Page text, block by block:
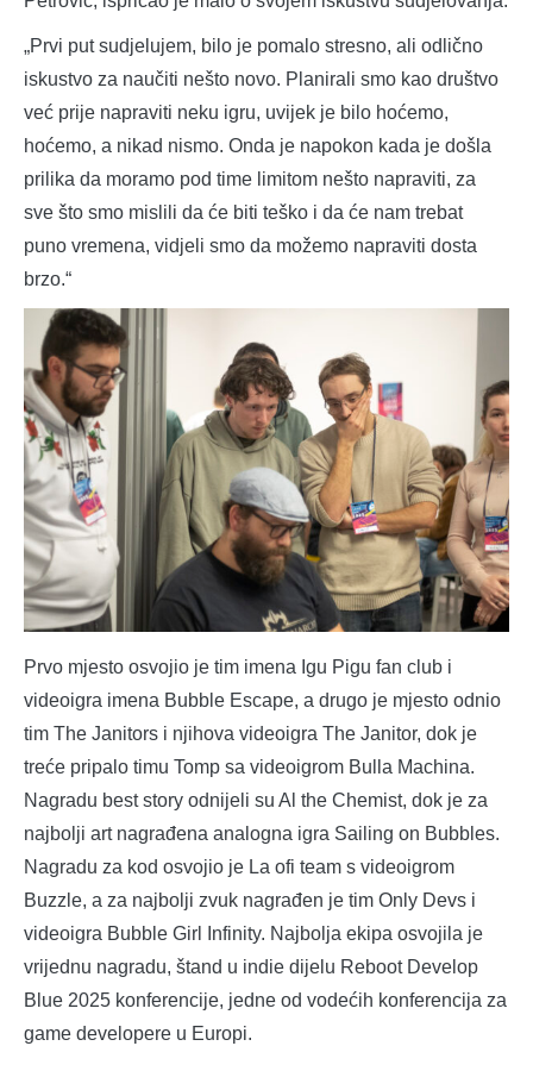
„Prvi put sudjelujem, bilo je pomalo stresno, ali odlično
iskustvo za naučiti nešto novo. Planirali smo kao društvo
već prije napraviti neku igru, uvijek je bilo hoćemo,
hoćemo, a nikad nismo. Onda je napokon kada je došla
prilika da moramo pod time limitom nešto napraviti, za
sve što smo mislili da će biti teško i da će nam trebat
puno vremena, vidjeli smo da možemo napraviti dosta
brzo.“
Prvo mjesto osvojio je tim imena Igu Pigu fan club i
videoigra imena Bubble Escape, a drugo je mjesto odnio
tim The Janitors i njihova videoigra The Janitor, dok je
treće pripalo timu Tomp sa videoigrom Bulla Machina.
Nagradu best story odnijeli su Al the Chemist, dok je za
najbolji art nagrađena analogna igra Sailing on Bubbles.
Nagradu za kod osvojio je La ofi team s videoigrom
Buzzle, a za najbolji zvuk nagrađen je tim Only Devs i
videoigra Bubble Girl Infinity. Najbolja ekipa osvojila je
vrijednu nagradu, štand u indie dijelu Reboot Develop
Blue 2025 konferencije, jedne od vodećih konferencija za
game developere u Europi.